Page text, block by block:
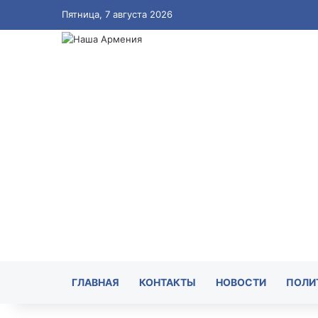
Пятница, 7 августа 2026
ГЛАВНАЯ КОНТАКТЫ НОВОСТИ